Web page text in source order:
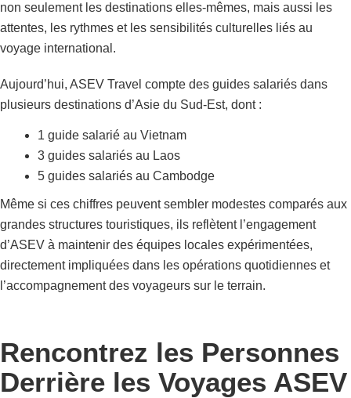
non seulement les destinations elles-mêmes, mais aussi les
attentes, les rythmes et les sensibilités culturelles liés au
voyage international.
Aujourd’hui, ASEV Travel compte des guides salariés dans
plusieurs destinations d’Asie du Sud-Est, dont :
1 guide salarié au Vietnam
3 guides salariés au Laos
5 guides salariés au Cambodge
Même si ces chiffres peuvent sembler modestes comparés aux
grandes structures touristiques, ils reflètent l’engagement
d’ASEV à maintenir des équipes locales expérimentées,
directement impliquées dans les opérations quotidiennes et
l’accompagnement des voyageurs sur le terrain.
Rencontrez les Personnes
Derrière les Voyages ASEV